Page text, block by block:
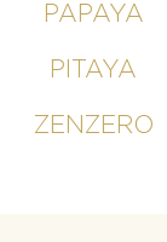
PAPAYA
PITAYA
ZENZERO